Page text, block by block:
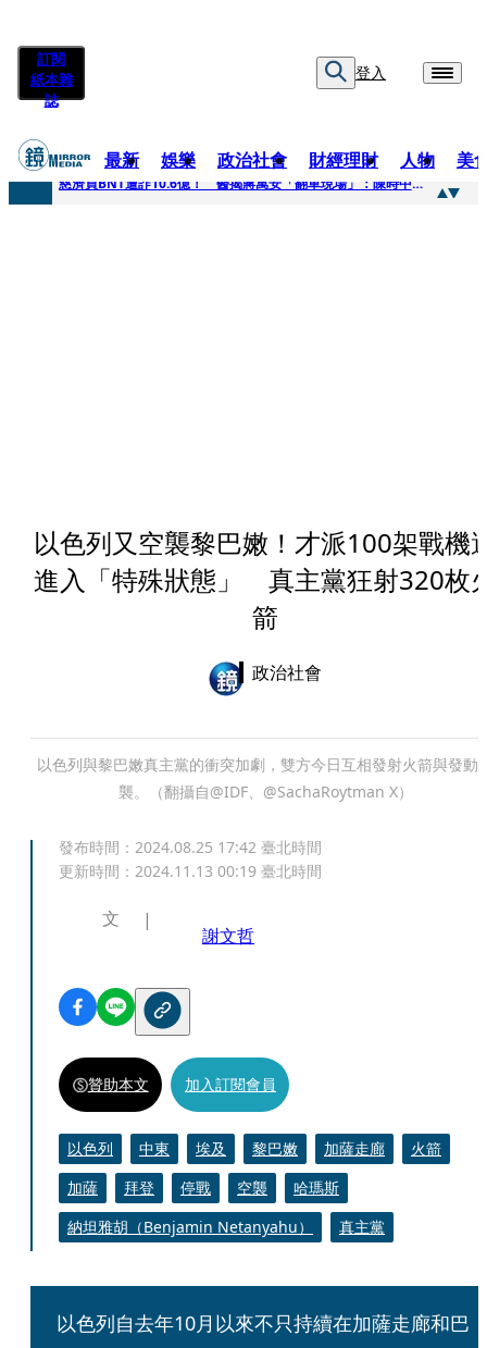
訂閱
紙本雜
誌
登入
最新 娛樂 政治社會 財經理財 人物 美
快訊
慈濟買BNT遭詐10.6億！ 醫揭蔣萬安「翻車現場」：陳時中當年是阻止被騙
以色列又空襲黎巴嫩！才派100架戰機
進入「特殊狀態」 真主黨狂射320枚
箭
政治社會
以色列與黎巴嫩真主黨的衝突加劇，雙方今日互相發射火箭與發動
襲。（翻攝自@IDF、@SachaRoytman X）
發布時間： 2024.08.25 17:42 臺北時間
更新時間： 2024.11.13 00:19 臺北時間
文
謝文哲
贊助本文 加入訂閱會員
以色列 中東 埃及 黎巴嫩 加薩走廊
火箭
加薩
拜登 停戰 空襲
哈瑪斯
納坦雅胡（Benjamin Netanyahu）
真主黨
以色列自去年10月以來不只持續在加薩走廊和巴